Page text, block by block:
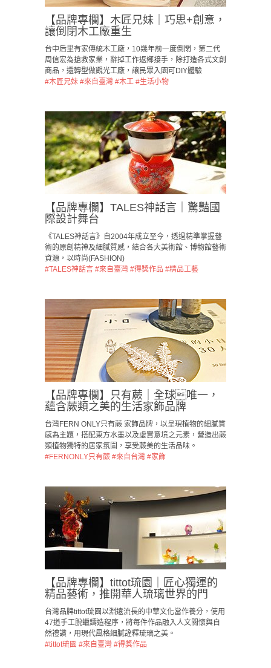
【品牌專欄】木匠兄妹｜巧思+創意，
讓倒閉木工廠重生
台中后里有家傳統木工廠，10幾年前一度倒閉，第二代
周信宏為搶救家業，辭掉工作返鄉接手，除打造各式文創
商品，還轉型做觀光工廠，讓民眾入園可DIY體驗
#木匠兄妹 #來自臺灣 #木工 #生活小物
【品牌專欄】TALES神話言｜驚豔國
際設計舞台
《TALES神話言》自2004年成立至今，透過精準掌握藝
術的原創精神及細膩質感，結合各大美術館、博物館藝術
資源，以時尚(FASHION)
#TALES神話言 #來自臺灣 #得獎作品 #精品工藝
【品牌專欄】只有蕨｜全球唯一，
蘊含蕨類之美的生活家飾品牌
台灣FERN ONLY只有蕨 家飾品牌，以呈現植物的細膩質
感為主題，搭配東方水墨以及虛實意境之元素，營造出蕨
類植物獨特的居家氛圍，享受蕨美的生活品味。
#FERNONLY只有蕨 #來自台灣 #家飾
【品牌專欄】tittot琉園｜匠心獨運的
精品藝術，推開華人琉璃世界的門
台灣品牌tittot琉園以淵遠流長的中華文化當作養分，使用
47道手工脫蠟鑄造程序，將每件作品融入人文關懷與自
然禮讚，用現代風格細膩詮釋琉璃之美。
#tittot琉園 #來自臺灣 #得獎作品